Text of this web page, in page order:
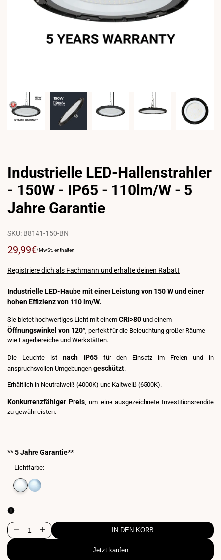
Industrielle LED-Hallenstrahler
- 150W - IP65 - 110lm/W - 5
Jahre Garantie
SKU: B8141-150-BN
Verkaufspreis
29,99€PREIS
/FÜR
MwSt. enthalten
Registriere dich als Fachmann und erhalte deinen Rabatt
Industrielle LED-Haube mit einer Leistung von 150 W und einer
hohen Effizienz von 110 lm/W.
Sie bietet hochwertiges Licht mit einem CRI>80 und einem
Öffnungswinkel von 120° , perfekt für die Beleuchtung großer Räume
wie Lagerbereiche und Werkstätten.
Die Leuchte ist nach IP65 für den Einsatz im Freien und in
anspruchsvollen Umgebungen geschützt.
Erhältlich in Neutralweiß (4000K) und Kaltweiß (6500K).
Konkurrenzfähiger Preis , um eine ausgezeichnete Investitionsrendite
zu gewährleisten.
** 5 Jahre Garantie**
Lichtfarbe:
Variante
Neutralweiß
Menge
IN DEN KORB
Jetzt kaufen